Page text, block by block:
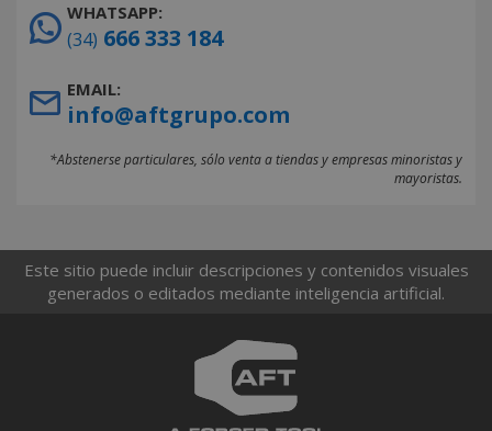
WHATSAPP:
(34) 666 333 184
EMAIL:
info@aftgrupo.com
*Abstenerse particulares, sólo venta a tiendas y empresas minoristas y
mayoristas.
Este sitio puede incluir descripciones y contenidos visuales
generados o editados mediante inteligencia artificial.